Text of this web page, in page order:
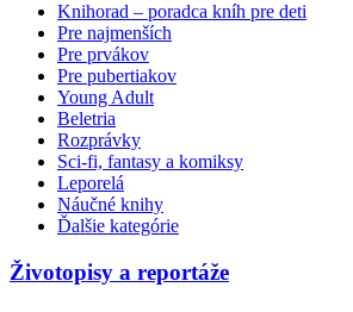
Knihorad – poradca kníh pre deti
Pre najmenších
Pre prvákov
Pre pubertiakov
Young Adult
Beletria
Rozprávky
Sci-fi, fantasy a komiksy
Leporelá
Náučné knihy
Ďalšie kategórie
Životopisy a reportáže